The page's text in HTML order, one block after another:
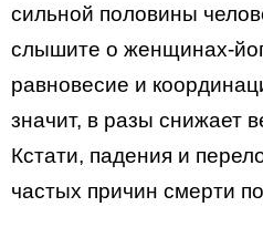
сильной половины
слышите о женщинах-
равновесие и
значит, в разы снижает
Кстати, падения и
частых причин смерти